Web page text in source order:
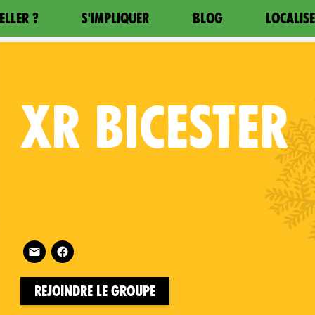
? S'IMPLIQUER BLOG
XR BICESTER
Follow XR Bicester on
Rejoindre le groupe